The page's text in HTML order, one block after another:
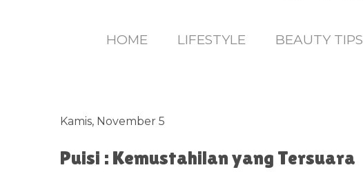
HOME LIFESTYLE BEAUTY TIPS
Kamis, November 5
Puisi : Kemustahilan yang Tersuara